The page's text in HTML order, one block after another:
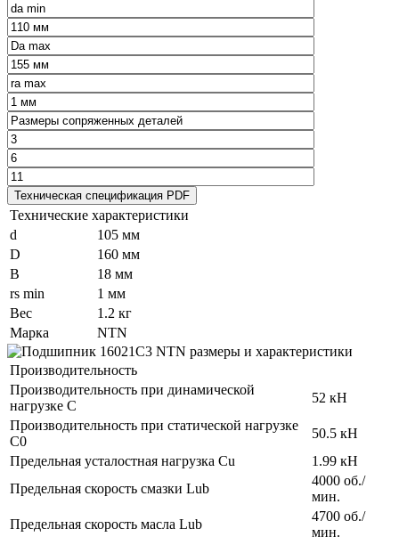
Технические характеристики
d
105 мм
D
160 мм
B
18 мм
rs min
1 мм
Вес
1.2 кг
Марка
NTN
Производительность
Производительность при динамической
нагрузке C
52 кН
Производительность при статической нагрузке
C0
50.5 кН
Предельная усталостная нагрузка Cu
1.99 кН
Предельная скорость смазки Lub
4000 об./
мин.
Предельная скорость масла Lub
4700 об./
мин.